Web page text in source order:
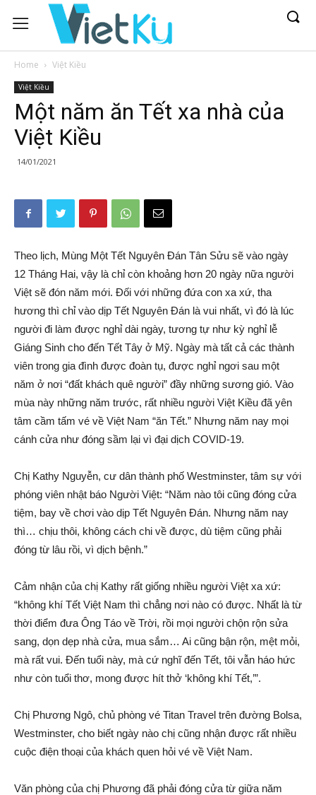
Home Việt Kiều
Việt Kiều
Một năm ăn Tết xa nhà của
Việt Kiều
14/01/2021
Theo lịch, Mùng Một Tết Nguyên Đán Tân Sửu sẽ vào ngày
12 Tháng Hai, vậy là chỉ còn khoảng hơn 20 ngày nữa người
Việt sẽ đón năm mới. Đối với những đứa con xa xứ, tha
hương thì chỉ vào dịp Tết Nguyên Đán là vui nhất, vì đó là lúc
người đi làm được nghỉ dài ngày, tương tự như kỳ nghỉ lễ
Giáng Sinh cho đến Tết Tây ở Mỹ. Ngày mà tất cả các thành
viên trong gia đình được đoàn tụ, được nghỉ ngơi sau một
năm ở nơi “đất khách quê người” đầy những sương gió. Vào
mùa này những năm trước, rất nhiều người Việt Kiều đã yên
tâm cầm tấm vé về Việt Nam “ăn Tết.” Nhưng năm nay mọi
cánh cửa như đóng sầm lại vì đại dịch COVID-19.
Chị Kathy Nguyễn, cư dân thành phố Westminster, tâm sự với
phóng viên nhật báo Người Việt: “Năm nào tôi cũng đóng cửa
tiệm, bay về chơi vào dịp Tết Nguyên Đán. Nhưng năm nay
thì… chịu thôi, không cách chi về được, dù tiệm cũng phải
đóng từ lâu rồi, vì dịch bệnh.”
Cảm nhận của chị Kathy rất giống nhiều người Việt xa xứ:
“không khí Tết Việt Nam thì chẳng nơi nào có được. Nhất là từ
thời điểm đưa Ông Táo về Trời, rồi mọi người chộn rộn sửa
sang, dọn dẹp nhà cửa, mua sắm… Ai cũng bận rộn, mệt mỏi,
mà rất vui. Đến tuổi này, mà cứ nghĩ đến Tết, tôi vẫn háo hức
như còn tuổi thơ, mong được hít thở ‘không khí Tết,’”.
Chị Phương Ngô, chủ phòng vé Titan Travel trên đường Bolsa,
Westminster, cho biết ngày nào chị cũng nhận được rất nhiều
cuộc điện thoại của khách quen hỏi vé về Việt Nam.
Văn phòng của chị Phương đã phải đóng cửa từ giữa năm